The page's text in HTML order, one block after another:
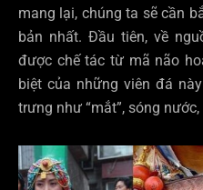
mang lại, chúng ta sẽ cần
bản nhất. Đầu tiên, về
được chế tác từ mã não
biệt của những viên đá
trưng như “mắt”, sóng